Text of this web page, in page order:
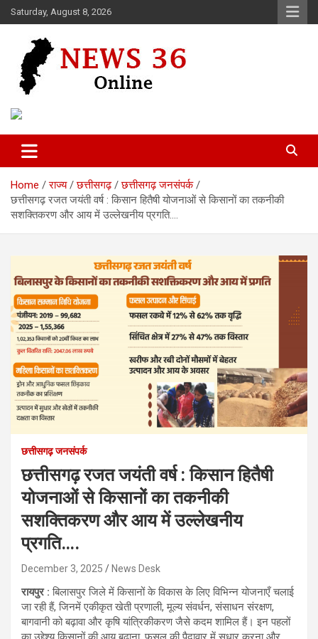
Skip
to
Saturday, August 8, 2026
News 36
Home राज्य छत्तीसगढ़
छत्तीसगढ़ जनसंपर्क
छत्तीसगढ़ रजत जयंती वर्ष : किसान हितैषी योजनाओं से किसानों का तकनीकी
सशक्तिकरण और आय में उल्लेखनीय प्रगति….
छत्तीसगढ़ जनसंपर्क
छत्तीसगढ़ रजत जयंती वर्ष : किसान हितैषी
योजनाओं से किसानों का तकनीकी
सशक्तिकरण और आय में उल्लेखनीय
प्रगति….
December 3, 2025 News Desk
रायपुर :बिलासपुर जिले में किसानों के विकास के लिए विभिन्न योजनाएँ चलाई
जा रही हैं, जिनमें एकीकृत खेती प्रणाली, मूल्य संवर्धन, संसाधन संरक्षण,
बागवानी को बढ़ावा और कृषि यांत्रिकीकरण जैसे कदम शामिल हैं। इन पहलों